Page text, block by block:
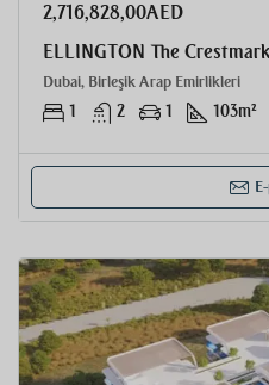
2,716,828,00AED
ELLINGTON The
Dubai, Birleşik Arap Emirlikleri
1 2 1 103m²